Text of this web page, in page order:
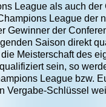
League als auch der
League der
Gewinner der
Saison direkt
Meisterschaft des
sein, so
League bzw.
Vergabe-Schlüssel